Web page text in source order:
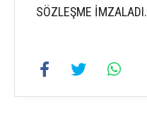
SÖZLEŞME İMZALADI.